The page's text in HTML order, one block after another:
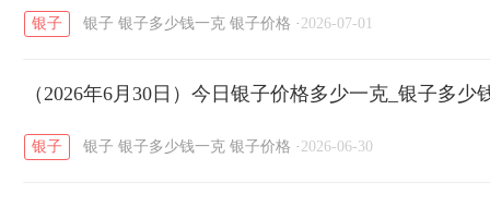
银子 银子 银子多少钱一克 银子价格 · 2026-07-01
（2026年6月30日）今日银子价格多少一克_银子多少
银子 银子 银子多少钱一克 银子价格 · 2026-06-30